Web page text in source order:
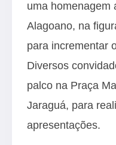
uma homenagem
Alagoano, na
para incrementar
Diversos
palco na Praça
Jaraguá, para
apresentações.